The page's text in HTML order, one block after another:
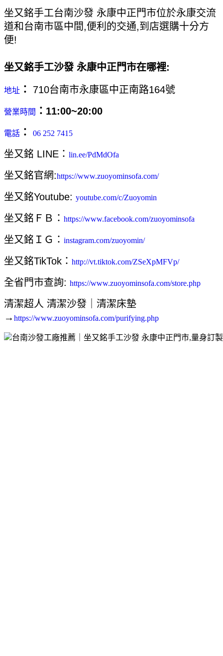
坐又銘手工台南沙發 永康中正門市位於永康交流
道和台南市區中間,便利的交通,到店選購十分方
便!
坐又銘手工沙發 永康中正門市在哪裡:
地址 ： 710台南市永康區中正南路164號
營業時間 ：11:00~20:00
電話 ： 06 252 7415
坐又銘 LINE： lin.ee/PdMdOfa
坐又銘官網:https://www.zuoyominsofa.com/
坐又銘Youtube: youtube.com/c/Zuoyomin
坐又銘ＦＢ： https://www.facebook.com/zuoyominsofa
坐又銘ＩＧ： instagram.com/zuoyomin/
坐又銘TikTok： http://vt.tiktok.com/ZSeXpMFVp/
全省門市查詢: https://www.zuoyominsofa.com/store.php
清潔超人 清潔沙發｜清潔床墊
→ https://www.zuoyominsofa.com/purifying.php